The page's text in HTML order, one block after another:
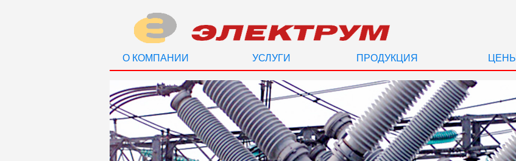
О КОМПАНИИ УСЛУГИ ПРОДУКЦИЯ ЦЕНЫ